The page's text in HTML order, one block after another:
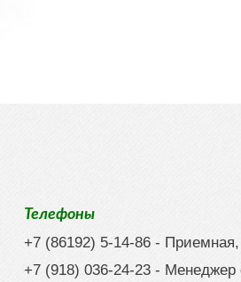
Телефоны
+7 (86192) 5-14-86 - Приемная,
+7 (918) 036-24-23 - Менеджер